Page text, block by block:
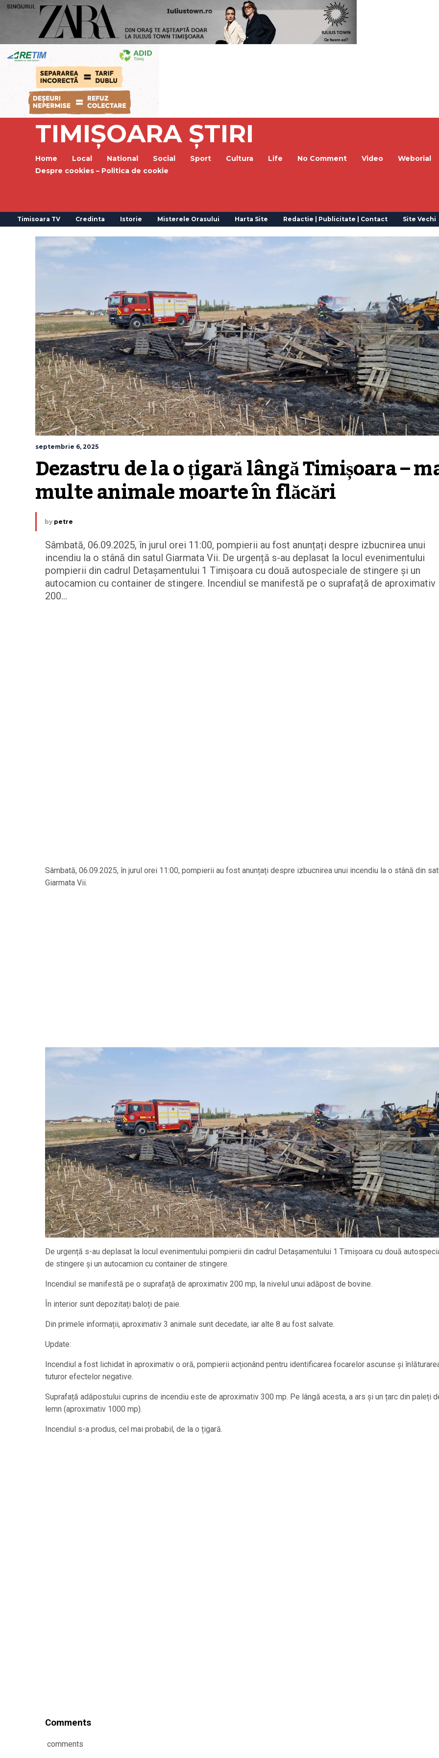
TIMIȘOARA ȘTIRI
Home Local National Social Sport Cultura Life No Comment Video
Weborial
Despre cookies – Politica de cookie
Timisoara TV Credinta Istorie Misterele Orasului Harta Site Redactie | Publicitate | Contact Site Vechi
septembrie 6, 2025
Dezastru de la o țigară lângă Timișoara –
multe animale moarte în flăcări
by petre
Sâmbată, 06.09.2025, în jurul orei 11:00, pompierii au fost anunțați despre izbucnirea unui
incendiu la o stână din satul Giarmata Vii. De urgență s-au deplasat la locul evenimentului
pompierii din cadrul Detașamentului 1 Timișoara cu două autospeciale de stingere și un
autocamion cu container de stingere. Incendiul se manifestă pe o suprafață de aproximativ
200...
Sâmbată, 06.09.2025, în jurul orei 11:00, pompierii au fost anunțați despre izbucnirea unui incendiu la o stână din
Giarmata Vii.
De urgență s-au deplasat la locul evenimentului pompierii din cadrul Detașamentului 1 Timișoara cu două
de stingere și un autocamion cu container de stingere.
Incendiul se manifestă pe o suprafață de aproximativ 200 mp, la nivelul unui adăpost de bovine.
În interior sunt depozitați baloți de paie.
Din primele informații, aproximativ 3 animale sunt decedate, iar alte 8 au fost salvate.
Update:
Incendiul a fost lichidat în aproximativ o oră, pompierii acționând pentru identificarea focarelor ascunse și
tuturor efectelor negative.
Suprafață adăpostului cuprins de incendiu este de aproximativ 300 mp. Pe lângă acesta, a ars și un țarc din paleți
lemn (aproximativ 1000 mp).
Incendiul s-a produs, cel mai probabil, de la o țigară.
Comments
comments